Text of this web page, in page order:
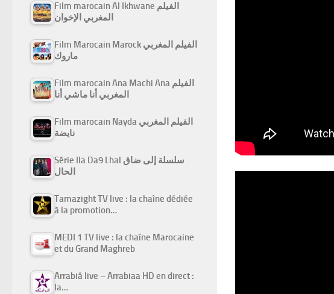
Film marocain Al Ikhwane الفيلم
المغربي الإخوان
Film Marocain Marock الفيلم المغربي
ماروك
Film marocain Ana Machi Ana الفيلم
المغربي أنا ماشي أنا
Film marocain Nayda الفيلم المغربي
نايضة
Série Ila Da9 Lhal سلسلة إلى ضاق
الحال
Tamazight TV live : la chaîne dédiée
à la promotion…
MEDI 1 TV live : la chaîne Marocaine
et du Grand Maghreb
Arrabiâ live – Arrabiaa HD en direct :
la…